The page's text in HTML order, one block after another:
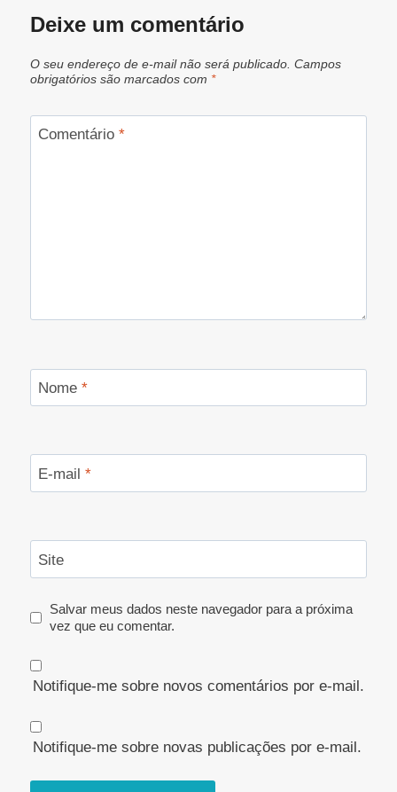
Deixe um comentário
O seu endereço de e-mail não será publicado. Campos
obrigatórios são marcados com *
Comentário *
Nome *
E-mail *
Site
Salvar meus dados neste navegador para a próxima
vez que eu comentar.
Notifique-me sobre novos comentários por e-mail.
Notifique-me sobre novas publicações por e-mail.